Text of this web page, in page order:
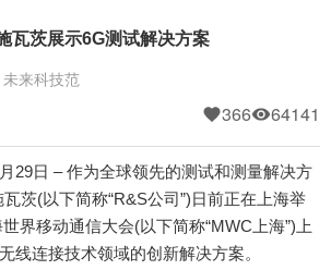
瓦茨展示6G测试解决方案
未来科技范
366 64141
日 – 作为全球领先的测试和测量解决方
茨(以下简称“R&S公司”)日前正在上海举
界移动通信大会(以下简称“MWC上海”)上
线连接技术领域的创新解决方案。